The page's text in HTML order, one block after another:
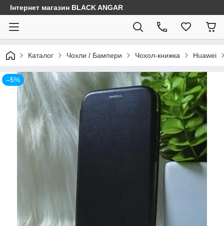
Інтернет магазин BLACK ANGAR
Каталог Чохли / Бампери Чохол-книжка Huawei
–5%